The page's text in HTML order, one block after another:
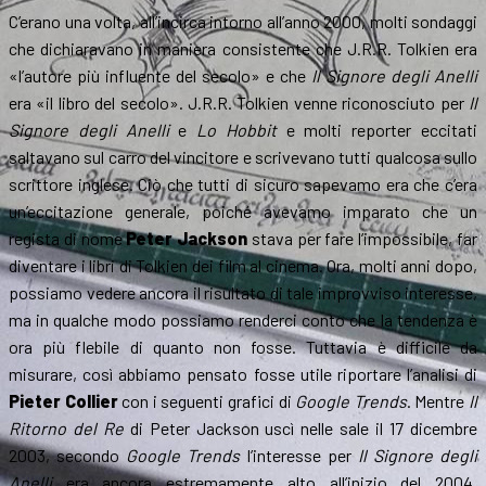
C’erano una volta, all’incirca intorno all’anno 2000, molti sondaggi
che dichiaravano in maniera consistente che J.R.R. Tolkien era
«l’autore più influente del secolo» e che Il Signore degli Anelli
era «il libro del secolo». J.R.R. Tolkien venne riconosciuto per Il
Signore degli Anellie Lo Hobbite molti reporter eccitati
saltavano sul carro del vincitore e scrivevano tutti qualcosa sullo
scrittore inglese. Ciò che tutti di sicuro sapevamo era che c’era
un’eccitazione generale, poiché avevamo imparato che un
regista di nomePeter Jackson stava per fare l’impossibile, far
diventare i libri di Tolkien dei film al cinema. Ora, molti anni dopo,
possiamo vedere ancora il risultato di tale improvviso interesse,
ma in qualche modo possiamo renderci conto che la tendenza è
ora più flebile di quanto non fosse. Tuttavia è difficile da
misurare, così abbiamo pensato fosse utile riportare l’analisi di
Pieter Colliercon i seguenti grafici di Google Trends. MentreIl
Ritorno del Redi Peter Jackson uscì nelle sale il 17 dicembre
2003, secondo Google Trendsl’interesse per Il Signore degli